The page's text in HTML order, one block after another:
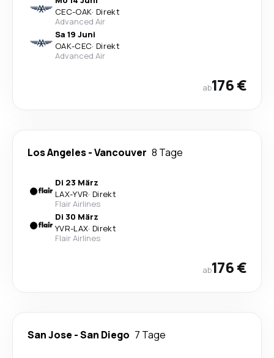
CEC-OAK· Direkt
Advanced Air
Sa 19 Juni
OAK-CEC· Direkt
Advanced Air
ab176 €
Los Angeles-Vancouver 8 Tage
Di 23 März
LAX-YVR· Direkt
Flair Airlines
Di 30 März
YVR-LAX· Direkt
Flair Airlines
ab176 €
San Jose -San Diego 7 Tage